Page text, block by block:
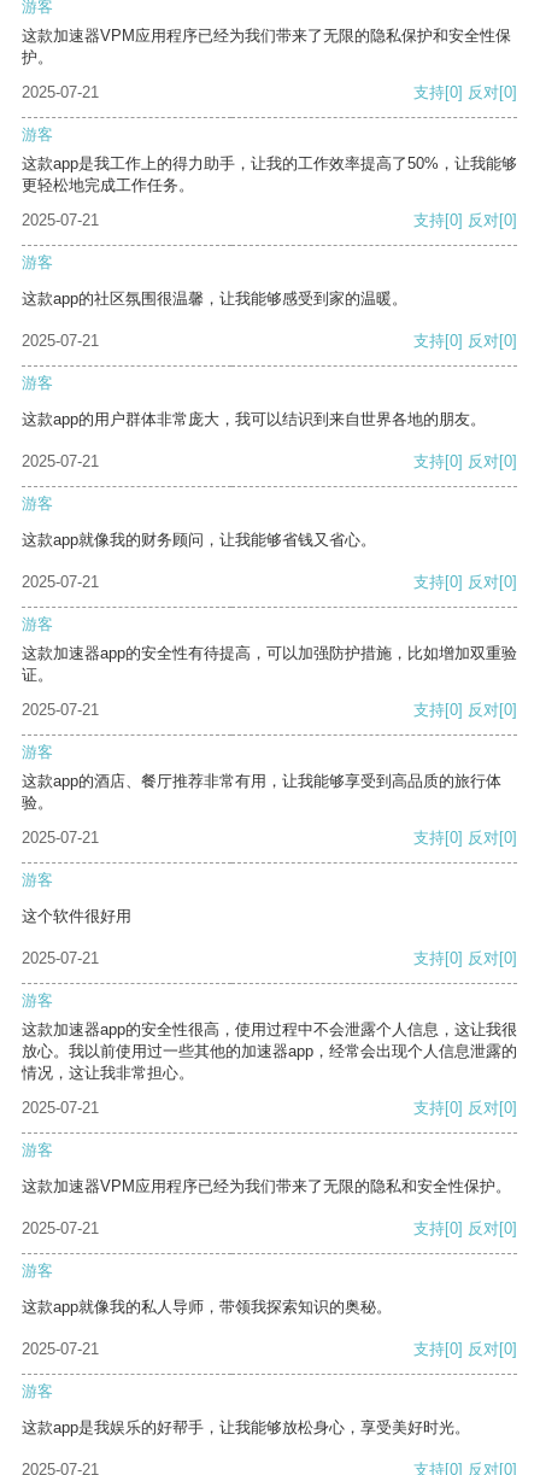
游客
这款加速器VPM应用程序已经为我们带来了无限的隐私保护和安全性保
护。
2025-07-21
支持[0] 反对[0]
游客
这款app是我工作上的得力助手，让我的工作效率提高了50%，让我能够
更轻松地完成工作任务。
2025-07-21
支持[0] 反对[0]
游客
这款app的社区氛围很温馨，让我能够感受到家的温暖。
2025-07-21 支持[0] 反对[0]
游客
这款app的用户群体非常庞大，我可以结识到来自世界各地的朋友。
2025-07-21 支持[0] 反对[0]
游客
这款app就像我的财务顾问，让我能够省钱又省心。
2025-07-21 支持[0] 反对[0]
游客
这款加速器app的安全性有待提高，可以加强防护措施，比如增加双重验
证。
2025-07-21
支持[0] 反对[0]
游客
这款app的酒店、餐厅推荐非常有用，让我能够享受到高品质的旅行体
验。
2025-07-21
支持[0] 反对[0]
游客
这个软件很好用
2025-07-21 支持[0] 反对[0]
游客
这款加速器app的安全性很高，使用过程中不会泄露个人信息，这让我很
放心。我以前使用过一些其他的加速器app，经常会出现个人信息泄露的
情况，这让我非常担心。
2025-07-21
支持[0] 反对[0]
游客
这款加速器VPM应用程序已经为我们带来了无限的隐私和安全性保护。
2025-07-21 支持[0] 反对[0]
游客
这款app就像我的私人导师，带领我探索知识的奥秘。
2025-07-21 支持[0] 反对[0]
游客
这款app是我娱乐的好帮手，让我能够放松身心，享受美好时光。
2025-07-21 支持[0] 反对[0]